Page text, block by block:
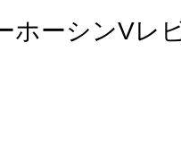
ホーシンVレ